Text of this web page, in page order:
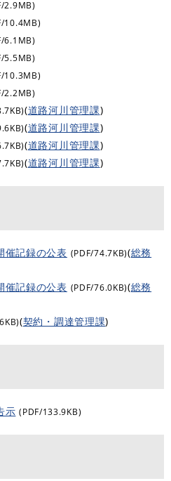
2.9MB)
10.4MB)
6.1MB)
5.5MB)
10.3MB)
2.2MB)
(道路河川管理課)
(道路河川管理課)
(道路河川管理課)
(道路河川管理課)
催記録の公表 (PDF/74.7KB)(総務
催記録の公表 (PDF/76.0KB)(総務
(契約・調達管理課)
示 (PDF/133.9KB)